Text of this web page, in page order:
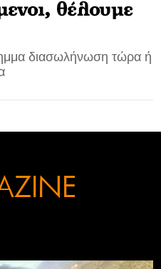
θέλουμε
διασωλήνωση τώρα ή